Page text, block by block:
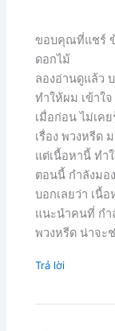
ขอบคุณที่แชร์
ดอกไม้
ลองอ่านดูแล้ว
ทำให้ผม เข้าใ
เมื่อก่อน ไม่เคย
เรื่อง พวงหรีด
แต่เนื้อหานี้ ทำ
ตอนนี้ กำลังมอ
บอกเลยว่า เนื้อ
แนะนำคนที่ กำ
พวงหรีด น่าจะ
Trả lời